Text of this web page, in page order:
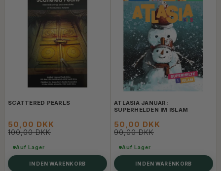
SCATTERED PEARLS
50,00 DKK
100,00 DKK
Auf Lager
IN DEN WARENKORB
ATLASIA JANUAR:
SUPERHELDEN IM ISLAM
50,00 DKK
90,00 DKK
Auf Lager
IN DEN WARENKORB